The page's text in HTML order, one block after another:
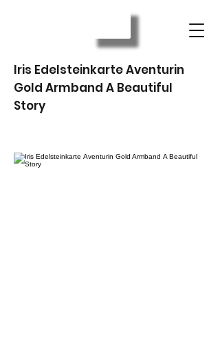
Iris Edelsteinkarte Aventurin
Gold Armband A Beautiful
Story